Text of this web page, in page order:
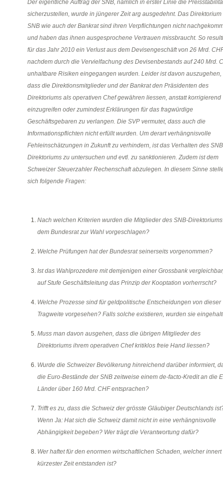
Der eigentliche Auftrag der SNB, nämlich in erster Linie die
sicherzustellen, wurde in jüngerer Zeit arg ausgedehnt. Das Direktorium
SNB wie auch der Bankrat sind ihren Verpflichtungen nicht
und haben das ihnen ausgesprochene Vertrauen missbraucht. So
für das Jahr 2010 ein Verlust aus dem Devisengeschäft von 26 Mrd.
nachdem durch die Vervielfachung des Devisenbestands auf 240 Mrd.
unhaltbare Risiken eingegangen wurden. Leider ist davon auszugehen,
dass die Direktionsmitglieder und der Bankrat den Präsidenten des
Direktoriums als operativen Chef gewähren liessen, anstatt korrigierend
einzugreifen oder zumindest Erklärungen für das fragwürdige
Geschäftsgebaren zu verlangen. Die SVP vermutet, dass auch die
Informationspflichten nicht erfüllt wurden. Um derart verhängnisvolle
Fehleinschätzungen in Zukunft zu verhindern, ist das Verhalten des
Direktoriums zu untersuchen und evtl. zu sanktionieren. Zudem ist dem
Schweizer Steuerzahler Rechenschaft abzulegen. In diesem Sinne
sich folgende Fragen:
Nach welchen Kriterien wurden die Mitglieder des SNB-Direktoriums
dem Bundesrat zur Wahl vorgeschlagen?
Welche Prüfungen hat der Bundesrat seinerseits vorgenommen?
Ist das Wahlprozedere mit demjenigen einer Grossbank
auf Stufe Geschäftsleitung das Prinzip der Kooptation vorherrscht?
Welche Prozesse sind für geldpolitische Entscheidungen von dieser
Tragweite vorgesehen? Falls solche existieren, wurden sie
Muss man davon ausgehen, dass die übrigen Mitglieder des
Direktoriums ihrem operativen Chef kritiklos freie Hand liessen?
Wurde die Schweizer Bevölkerung hinreichend darüber informiert,
die Euro-Bestände der SNB zeitweise einem de-facto-Kredit an die
Länder über 160 Mrd. CHF entsprachen?
Trifft es zu, dass die Schweiz der grösste Gläubiger Deutschlands
Wenn Ja: Hat sich die Schweiz damit nicht in eine verhängnisvolle
Abhängigkeit begeben? Wer trägt die Verantwortung dafür?
Wer haftet für den enormen wirtschaftlichen Schaden, welcher innert
kürzester Zeit entstanden ist?